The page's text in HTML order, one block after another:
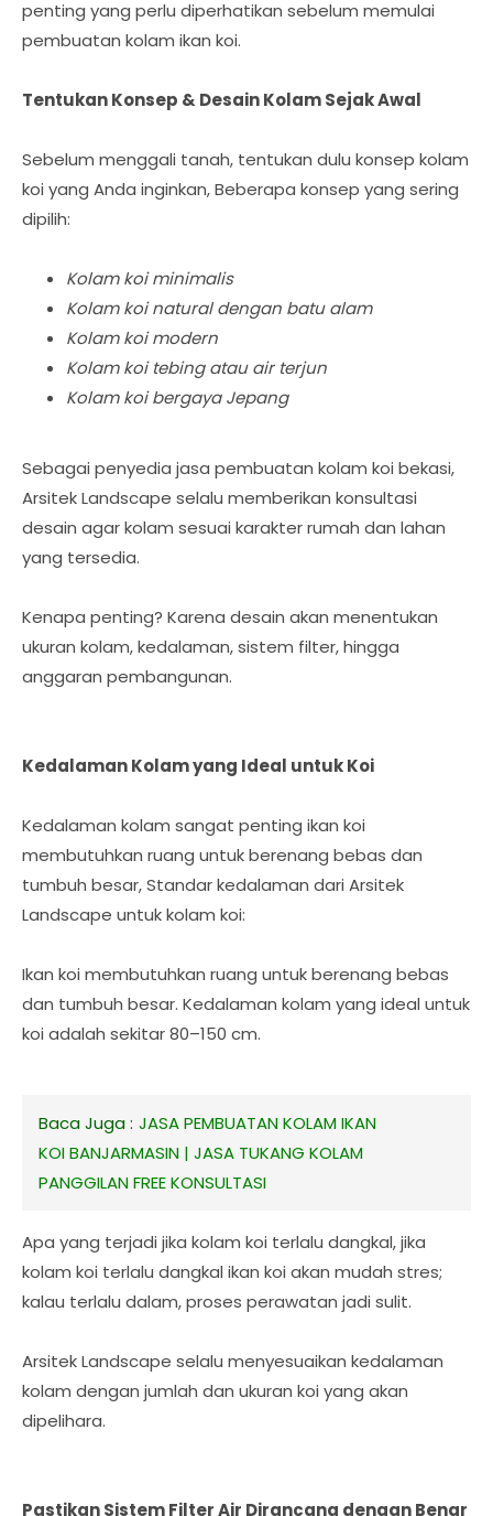
penting yang perlu diperhatikan sebelum memulai
pembuatan kolam ikan koi.
Tentukan Konsep & Desain Kolam Sejak Awal
Sebelum menggali tanah, tentukan dulu konsep kolam
koi yang Anda inginkan, Beberapa konsep yang sering
dipilih:
Kolam koi minimalis
Kolam koi natural dengan batu alam
Kolam koi modern
Kolam koi tebing atau air terjun
Kolam koi bergaya Jepang
Sebagai penyedia jasa pembuatan kolam koi bekasi,
Arsitek Landscape selalu memberikan konsultasi
desain agar kolam sesuai karakter rumah dan lahan
yang tersedia.
Kenapa penting? Karena desain akan menentukan
ukuran kolam, kedalaman, sistem filter, hingga
anggaran pembangunan.
Kedalaman Kolam yang Ideal untuk Koi
Kedalaman kolam sangat penting ikan koi
membutuhkan ruang untuk berenang bebas dan
tumbuh besar, Standar kedalaman dari Arsitek
Landscape untuk kolam koi:
Ikan koi membutuhkan ruang untuk berenang bebas
dan tumbuh besar. Kedalaman kolam yang ideal untuk
koi adalah sekitar 80–150 cm.
Baca Juga : JASA PEMBUATAN KOLAM IKAN
KOI BANJARMASIN | JASA TUKANG KOLAM
PANGGILAN FREE KONSULTASI
Apa yang terjadi jika kolam koi terlalu dangkal, jika
kolam koi terlalu dangkal ikan koi akan mudah stres;
kalau terlalu dalam, proses perawatan jadi sulit.
Arsitek Landscape selalu menyesuaikan kedalaman
kolam dengan jumlah dan ukuran koi yang akan
dipelihara.
Pastikan Sistem Filter Air Dirancang dengan Benar